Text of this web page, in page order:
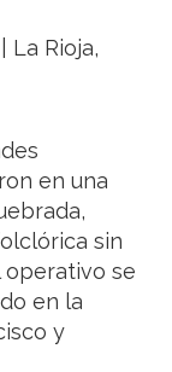
La Rioja,
en una
sin
operativo se
en la
y